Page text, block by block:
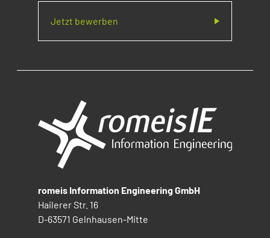
Jetzt bewerben
romeis Information Engineering GmbH
Hailerer Str. 16
D-63571 Gelnhausen-Mitte